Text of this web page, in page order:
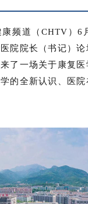
频道（CHTV）6
院院长（书记）
了一场关于康复
的全新认识、医